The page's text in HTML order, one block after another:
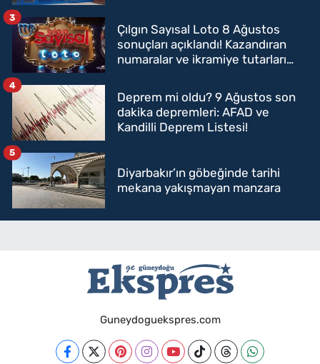
Çılgın Sayısal Loto 8 Ağustos
sonuçları açıklandı! Kazandıran
numaralar ve ikramiye tutarları
3
Deprem mi oldu? 9 Ağustos son
dakika depremleri: AFAD ve
Kandilli Deprem Listesi!
4
Diyarbakır’ın göbeğinde tarihi
mekana yakışmayan manzara
5
Guneydoguekspres.com